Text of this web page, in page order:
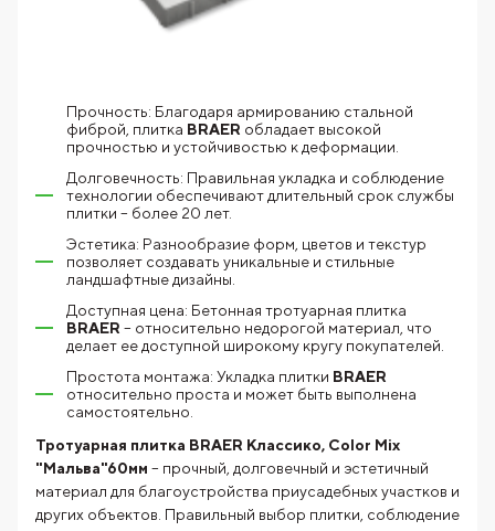
Прочность: Благодаря армированию стальной
фиброй, плитка BRAER обладает высокой
прочностью и устойчивостью к деформации.
Долговечность: Правильная укладка и соблюдение
технологии обеспечивают длительный срок службы
плитки – более 20 лет.
Эстетика: Разнообразие форм, цветов и текстур
позволяет создавать уникальные и стильные
ландшафтные дизайны.
Доступная цена: Бетонная тротуарная плитка
BRAER – относительно недорогой материал, что
делает ее доступной широкому кругу покупателей.
Простота монтажа: Укладка плитки BRAER
относительно проста и может быть выполнена
самостоятельно.
Тротуарная плитка BRAER Классико, Color Mix
"Мальва"60мм – прочный, долговечный и эстетичный
материал для благоустройства приусадебных участков и
других объектов. Правильный выбор плитки, соблюдение